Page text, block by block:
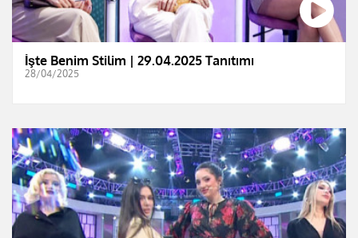
İşte Benim Stilim | 29.04.2025 Tanıtımı
28/04/2025